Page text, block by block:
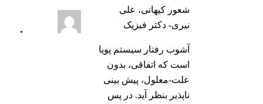
شعور کیهانی، علی
نیری- دکتر فیزیک
آشوب رفتار سیستم پویا
است که اتفاقی، بدون
علت-معلول، پیش بینی
ناپذیر بنظر آید. در پس